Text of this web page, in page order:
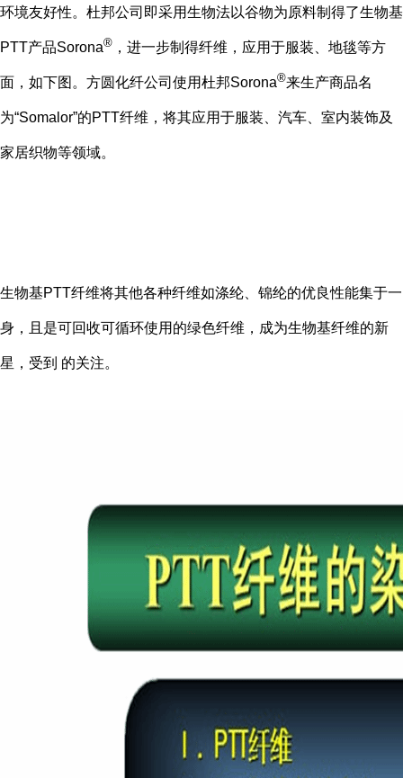
环境友好性。杜邦公司即采用生物法以谷物为原料制得了生物基
PTT产品Sorona® ，进一步制得纤维，应用于服装、地毯等方
面，如下图。方圆化纤公司使用杜邦Sorona®来生产商品名
为“Somalor”的PTT纤维，将其应用于服装、汽车、室内装饰及
家居织物等领域。
生物基PTT纤维将其他各种纤维如涤纶、锦纶的优良性能集于一
身，且是可回收可循环使用的绿色纤维，成为生物基纤维的新
星，受到 的关注。